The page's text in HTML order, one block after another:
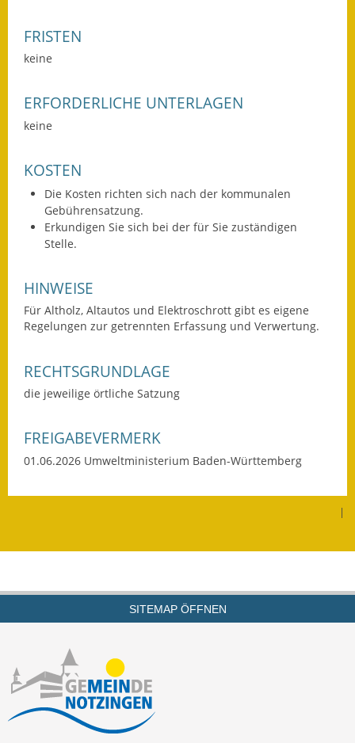
Sitzungsberichte 2017
Sitzungsberichte 2018
Gemeindeverwaltung
Haushalt & Finanzen
Eröffnungsbilanz
Abwassergebühr
Jahresabschlüsse
Wasserversorgung
Heiraten in Notzingen
FRISTEN
keine
ERFORDERLICHE UNTERLAGEN
keine
KOSTEN
Die Kosten richten sich nach der kommunalen
Gebührensatzung.
Erkundigen Sie sich bei der für Sie zuständigen
Stelle.
HINWEISE
Für Altholz, Altautos und Elektroschrott gibt es eigene
Regelungen zur getrennten Erfassung und Verwertung.
RECHTSGRUNDLAGE
die jeweilige örtliche Satzung
FREIGABEVERMERK
01.06.2026 Umweltministerium Baden-Württemberg
|
SITEMAP ÖFFNEN